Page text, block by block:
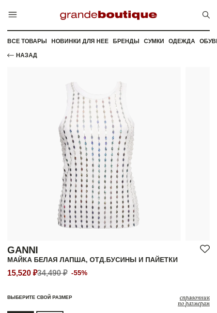
ВСЕ ТОВАРЫ НОВИНКИ ДЛЯ НЕЕ БРЕНДЫ СУМКИ ОДЕЖДА
НАЗАД
GANNI
МАЙКА БЕЛАЯ ЛАПША, ОТД.БУСИНЫ И ПАЙЕТКИ
15,520 ₽34,490 ₽ -55%
ВЫБЕРИТЕ СВОЙ РАЗМЕР справочник
по размерам